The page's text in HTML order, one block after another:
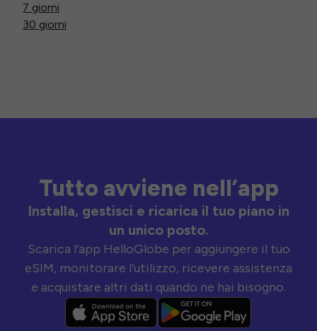
7 giorni
30 giorni
Tutto avviene nell’app
Installa, gestisci e ricarica il tuo piano in
un unico posto.
Scarica l’app HelloGlobe per aggiungere il tuo
eSIM, monitorare l’utilizzo, ricevere assistenza
e acquistare altri dati quando ne hai bisogno.